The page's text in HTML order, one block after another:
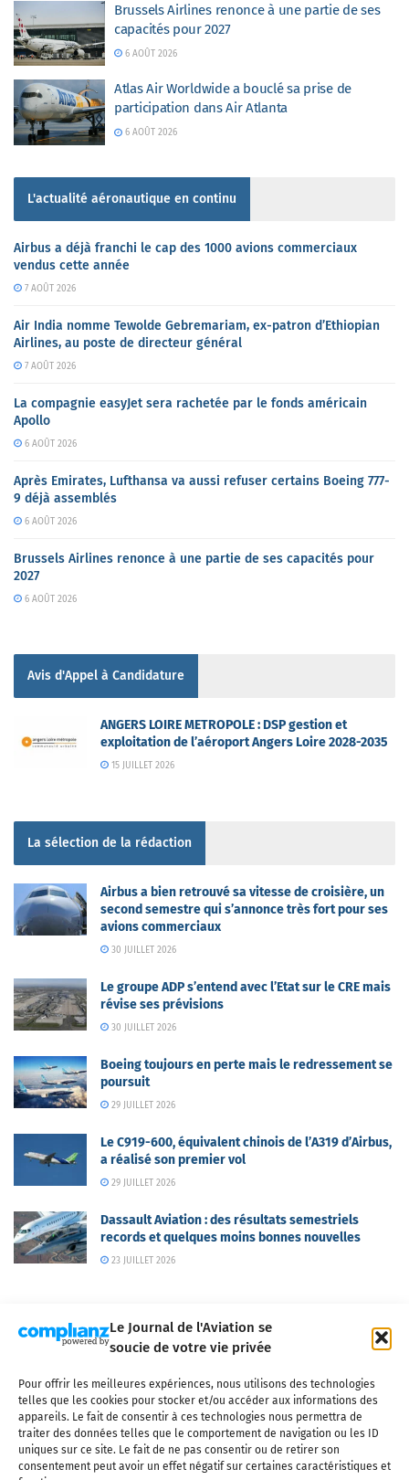
Le Journal de l'Aviation se
soucie de votre vie privée
Pour offrir les meilleures expériences, nous utilisons des technologies
telles que les cookies pour stocker et/ou accéder aux informations des
appareils. Le fait de consentir à ces technologies nous permettra de
traiter des données telles que le comportement de navigation ou les ID
uniques sur ce site. Le fait de ne pas consentir ou de retirer son
consentement peut avoir un effet négatif sur certaines caractéristiques et
Brussels Airlines renonce à une partie de ses
capacités pour 2027
6 AOÛT 2026
Atlas Air Worldwide a bouclé sa prise de
participation dans Air Atlanta
6 AOÛT 2026
L'actualité aéronautique en continu
Airbus a déjà franchi le cap des 1000 avions commerciaux
vendus cette année
7 AOÛT 2026
Air India nomme Tewolde Gebremariam, ex-patron d’Ethiopian
Airlines, au poste de directeur général
7 AOÛT 2026
La compagnie easyJet sera rachetée par le fonds américain
Apollo
6 AOÛT 2026
Après Emirates, Lufthansa va aussi refuser certains Boeing 777-
9 déjà assemblés
6 AOÛT 2026
Brussels Airlines renonce à une partie de ses capacités pour
2027
6 AOÛT 2026
Avis d'Appel à Candidature
ANGERS LOIRE METROPOLE : DSP gestion et
exploitation de l’aéroport Angers Loire 2028-2035
15 JUILLET 2026
La sélection de la rédaction
Airbus a bien retrouvé sa vitesse de croisière, un
second semestre qui s’annonce très fort pour ses
avions commerciaux
30 JUILLET 2026
Le groupe ADP s’entend avec l’Etat sur le CRE mais
révise ses prévisions
30 JUILLET 2026
Boeing toujours en perte mais le redressement se
poursuit
29 JUILLET 2026
Le C919-600, équivalent chinois de l’A319 d’Airbus,
a réalisé son premier vol
29 JUILLET 2026
Dassault Aviation : des résultats semestriels
records et quelques moins bonnes nouvelles
23 JUILLET 2026
Qui sommes-nous ? Nous contacter
Partenaires
Mentions légales
CGV Politique de confidentialité Cookies